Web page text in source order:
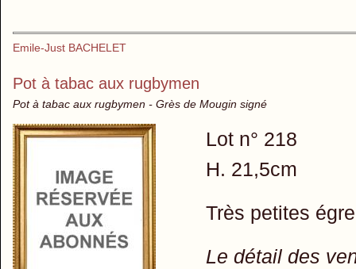
Emile-Just BACHELET
Pot à tabac aux rugbymen
Pot à tabac aux rugbymen - Grès de Mougin signé
Lot n° 218
H. 21,5cm
Très petites
Le détail des